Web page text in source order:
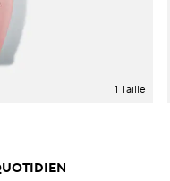
1 Taille